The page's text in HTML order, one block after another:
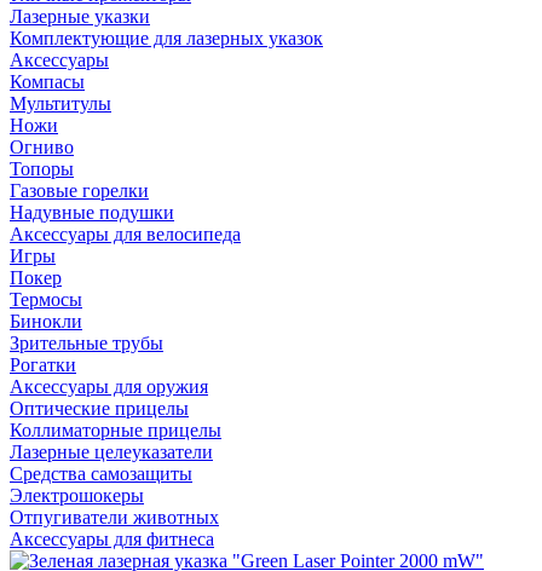
Лазерные указки
Комплектующие для лазерных указок
Аксессуары
Компасы
Мультитулы
Ножи
Огниво
Топоры
Газовые горелки
Надувные подушки
Аксессуары для велосипеда
Игры
Покер
Термосы
Бинокли
Зрительные трубы
Рогатки
Аксессуары для оружия
Оптические прицелы
Коллиматорные прицелы
Лазерные целеуказатели
Средства самозащиты
Электрошокеры
Отпугиватели животных
Аксессуары для фитнеса